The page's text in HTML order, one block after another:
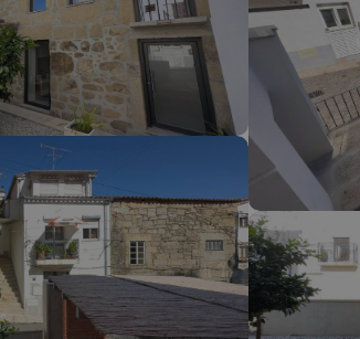
Ergebnisse gefunden, die Ihrer Suche
hätte sich unser Sucher verirrt. Sobald er